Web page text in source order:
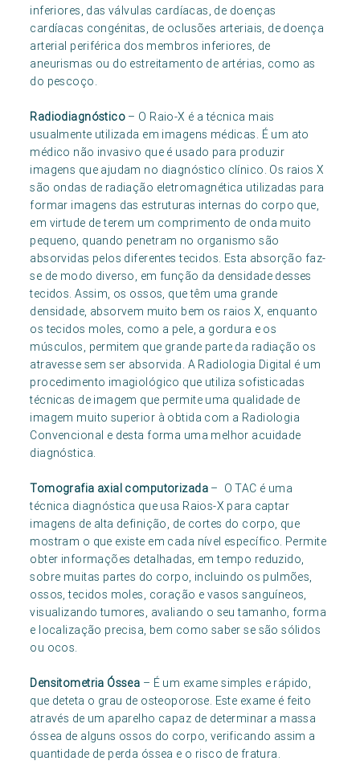
inferiores, das válvulas cardíacas, de doenças
cardíacas congénitas, de oclusões arteriais, de doença
arterial periférica dos membros inferiores, de
aneurismas ou do estreitamento de artérias, como as
do pescoço.
Radiodiagnóstico – O Raio-X é a técnica mais
usualmente utilizada em imagens médicas. É um ato
médico não invasivo que é usado para produzir
imagens que ajudam no diagnóstico clínico. Os raios X
são ondas de radiação eletromagnética utilizadas para
formar imagens das estruturas internas do corpo que,
em virtude de terem um comprimento de onda muito
pequeno, quando penetram no organismo são
absorvidas pelos diferentes tecidos. Esta absorção faz-
se de modo diverso, em função da densidade desses
tecidos. Assim, os ossos, que têm uma grande
densidade, absorvem muito bem os raios X, enquanto
os tecidos moles, como a pele, a gordura e os
músculos, permitem que grande parte da radiação os
atravesse sem ser absorvida. A Radiologia Digital é um
procedimento imagiológico que utiliza sofisticadas
técnicas de imagem que permite uma qualidade de
imagem muito superior à obtida com a Radiologia
Convencional e desta forma uma melhor acuidade
diagnóstica.
Tomografia axial computorizada– O TAC é uma
técnica diagnóstica que usa Raios-X para captar
imagens de alta definição, de cortes do corpo, que
mostram o que existe em cada nível específico. Permite
obter informações detalhadas, em tempo reduzido,
sobre muitas partes do corpo, incluindo os pulmões,
ossos, tecidos moles, coração e vasos sanguíneos,
visualizando tumores, avaliando o seu tamanho, forma
e localização precisa, bem como saber se são sólidos
ou ocos.
Densitometria Óssea – É um exame simples e rápido,
que deteta o grau de osteoporose. Este exame é feito
através de um aparelho capaz de determinar a massa
óssea de alguns ossos do corpo, verificando assim a
quantidade de perda óssea e o risco de fratura.